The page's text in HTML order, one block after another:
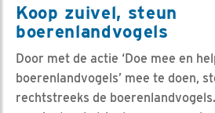
Koop zuivel, steun
boerenlandvogels
Door met de actie ‘Doe mee en
boerenlandvogels’ mee te doen,
rechtstreeks de